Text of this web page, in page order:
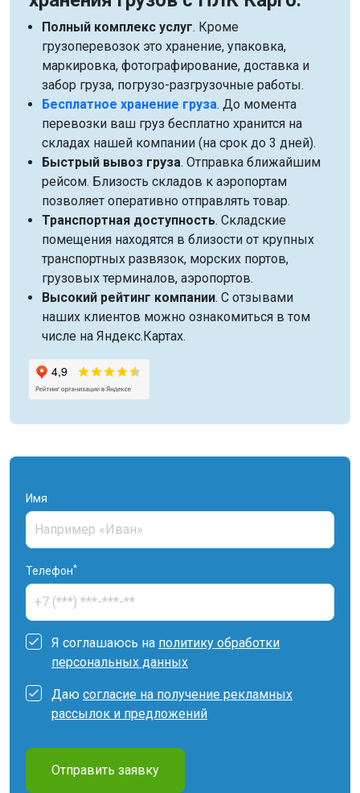
Полный комплекс услуг. Кроме
грузоперевозок это хранение, упаковка,
маркировка, фотографирование, доставка и
забор груза, погрузо-разгрузочные работы.
Бесплатное хранение груза. До момента
перевозки ваш груз бесплатно хранится на
складах нашей компании (на срок до 3 дней).
Быстрый вывоз груза. Отправка ближайшим
рейсом. Близость складов к аэропортам
позволяет оперативно отправлять товар.
Транспортная доступность. Складские
помещения находятся в близости от крупных
транспортных развязок, морских портов,
грузовых терминалов, аэропортов.
Высокий рейтинг компании. С отзывами
наших клиентов можно ознакомиться в том
числе на Яндекс.Картах.
Имя
Телефон*
Я соглашаюсь на политику обработки
персональных данных
Даю согласие на получение рекламных
рассылок и предложений
Отправить заявку